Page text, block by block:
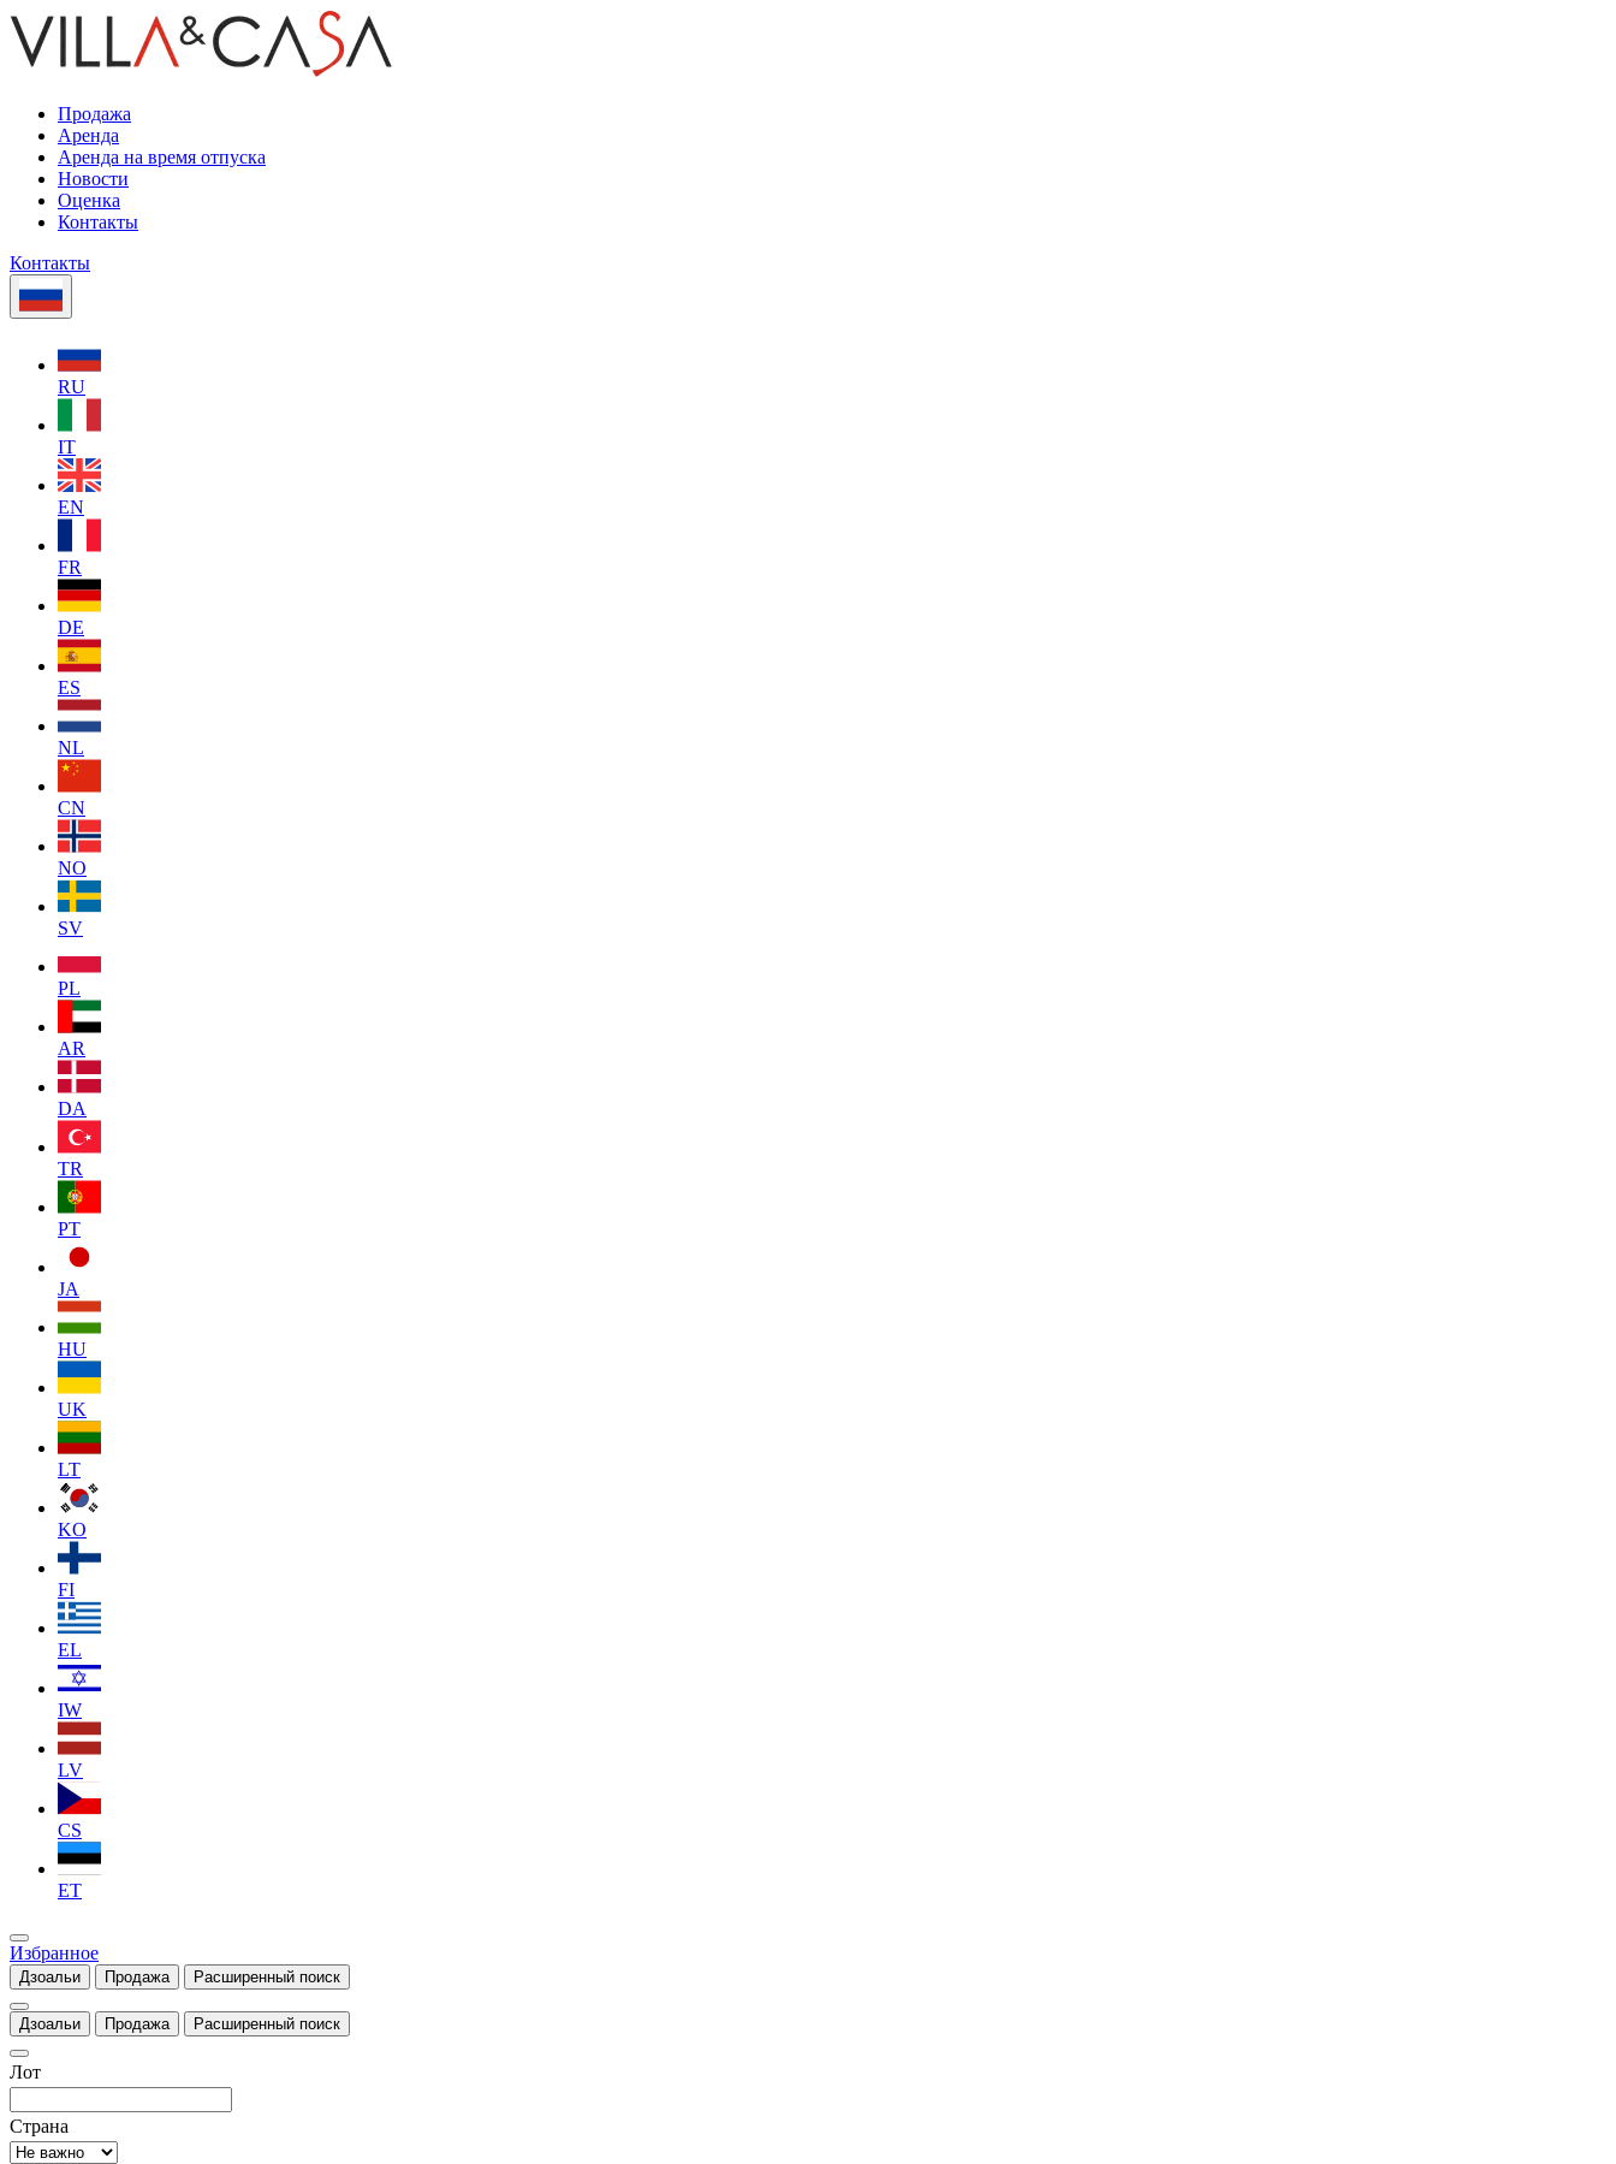
Продажа
Аренда
Аренда на время отпуска
Новости
Оценка
Контакты
Контакты
RU
IT
EN
FR
DE
ES
NL
CN
NO
SV
PL
AR
DA
TR
PT
JA
HU
UK
LT
KO
FI
EL
IW
LV
CS
ET
Избранное
Дзоальи Продажа Расширенный поиск
Дзоальи Продажа Расширенный поиск
Лот
Страна